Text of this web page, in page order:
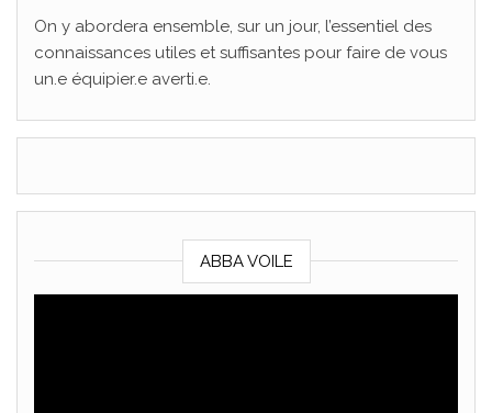
On y abordera ensemble, sur un jour, l’essentiel des
connaissances utiles et suffisantes pour faire de vous
un.e équipier.e averti.e.
ABBA VOILE